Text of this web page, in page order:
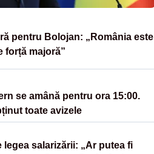
pentru Bolojan: „România este
forță majoră”
se amână pentru ora 15:00.
toate avizele
legea salarizării: „Ar putea fi